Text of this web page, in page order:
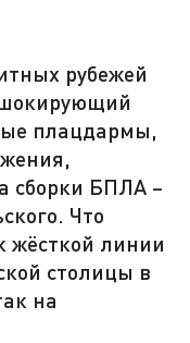
рубежей
плацдармы,
сборки БПЛА –
Что
жёсткой линии
столицы в
на